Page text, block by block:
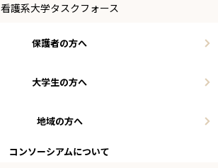
看護系大学タスクフォース
保護者の方へ
大学生の方へ
地域の方へ
コンソーシアムについて